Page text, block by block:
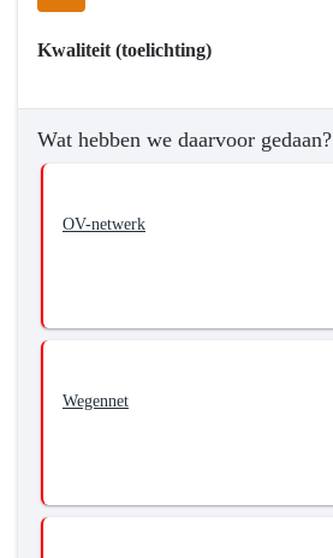
bereiken?
gaan
voor
robuust
mobiliteitssysteem.
Kwaliteit (toelichting)
Wat hebben we daarvoor gedaan?
OV-netwerk
Wegennet